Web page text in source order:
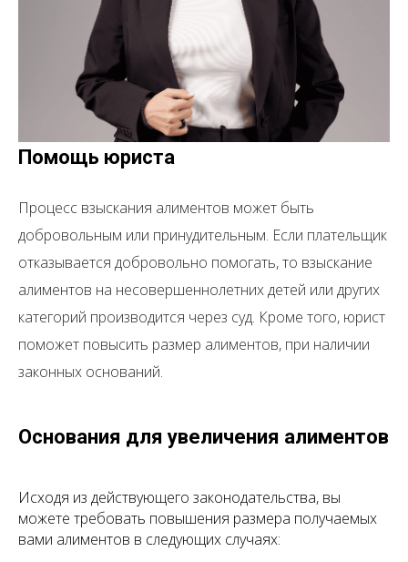
Помощь юриста
Процесс взыскания алиментов может быть
добровольным или принудительным. Если плательщик
отказывается добровольно помогать, то взыскание
алиментов на несовершеннолетних детей или других
категорий производится через суд. Кроме того, юрист
поможет повысить размер алиментов, при наличии
законных оснований.
Основания для увеличения алиментов
Исходя из действующего законодательства, вы
можете требовать повышения размера получаемых
вами алиментов в следующих случаях: